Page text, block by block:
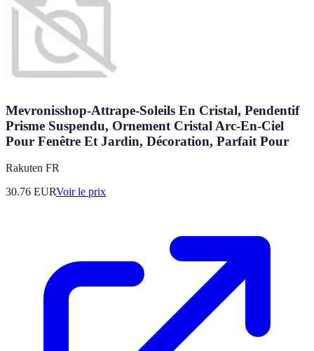
Mevronisshop-Attrape-Soleils En Cristal, Pendentif
Prisme Suspendu, Ornement Cristal Arc-En-Ciel
Pour Fenêtre Et Jardin, Décoration, Parfait Pour
Rakuten FR
30.76 EURVoir le prix